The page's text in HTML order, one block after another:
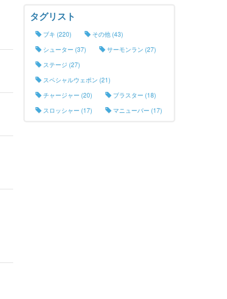
タグリスト
ブキ (220)
その他 (43)
シューター (37)
サーモンラン (27)
ステージ (27)
スペシャルウェポン (21)
チャージャー (20)
ブラスター (18)
スロッシャー (17)
マニューバー (17)